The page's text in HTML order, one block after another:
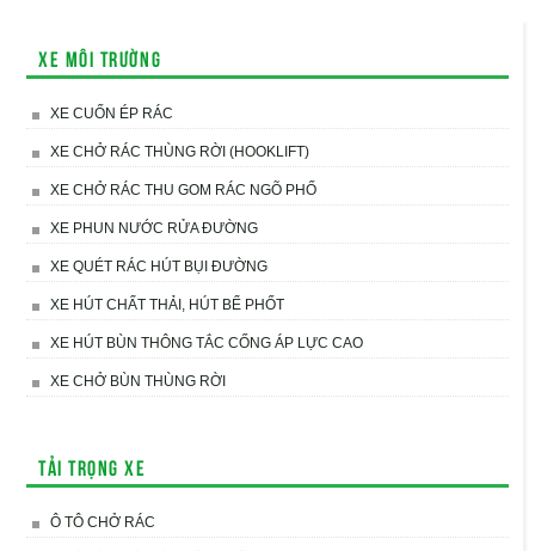
Xe môi trường
XE CUỐN ÉP RÁC
XE CHỞ RÁC THÙNG RỜI (HOOKLIFT)
XE CHỞ RÁC THU GOM RÁC NGÕ PHỐ
XE PHUN NƯỚC RỬA ĐƯỜNG
XE QUÉT RÁC HÚT BỤI ĐƯỜNG
XE HÚT CHẤT THẢI, HÚT BỂ PHỐT
XE HÚT BÙN THÔNG TẮC CỐNG ÁP LỰC CAO
XE CHỞ BÙN THÙNG RỜI
Tải trọng xe
Ô TÔ CHỞ RÁC